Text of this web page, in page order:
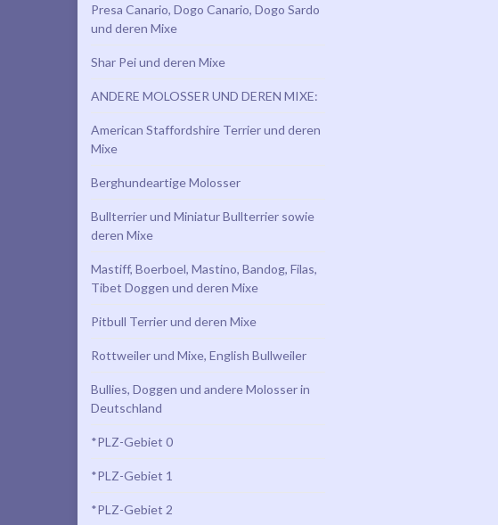
Presa Canario, Dogo Canario, Dogo Sardo
und deren Mixe
Shar Pei und deren Mixe
ANDERE MOLOSSER UND DEREN MIXE:
American Staffordshire Terrier und deren
Mixe
Berghundeartige Molosser
Bullterrier und Miniatur Bullterrier sowie
deren Mixe
Mastiff, Boerboel, Mastino, Bandog, Filas,
Tibet Doggen und deren Mixe
Pitbull Terrier und deren Mixe
Rottweiler und Mixe, English Bullweiler
Bullies, Doggen und andere Molosser in
Deutschland
*PLZ-Gebiet 0
*PLZ-Gebiet 1
*PLZ-Gebiet 2